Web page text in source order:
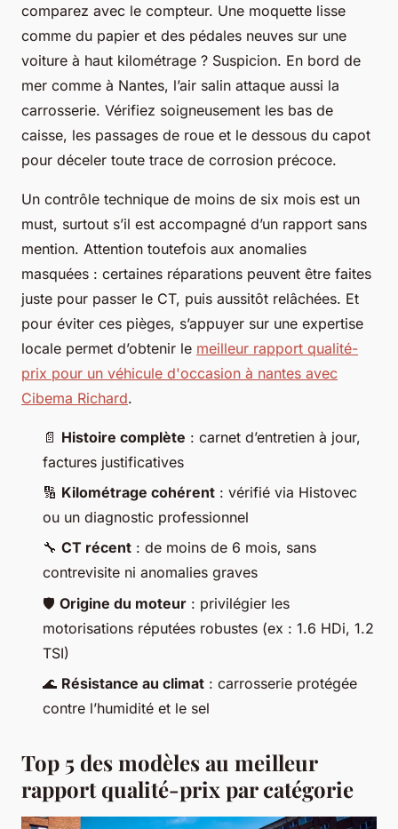
comparez avec le compteur. Une moquette lisse
comme du papier et des pédales neuves sur une
voiture à haut kilométrage ? Suspicion. En bord de
mer comme à Nantes, l’air salin attaque aussi la
carrosserie. Vérifiez soigneusement les bas de
caisse, les passages de roue et le dessous du capot
pour déceler toute trace de corrosion précoce.
Un contrôle technique de moins de six mois est un
must, surtout s’il est accompagné d’un rapport sans
mention. Attention toutefois aux anomalies
masquées : certaines réparations peuvent être faites
juste pour passer le CT, puis aussitôt relâchées. Et
pour éviter ces pièges, s’appuyer sur une expertise
locale permet d’obtenir le meilleur rapport qualité-
prix pour un véhicule d'occasion à nantes avec
Cibema Richard.
📄 Histoire complète : carnet d’entretien à jour,
factures justificatives
🔢 Kilométrage cohérent : vérifié via Histovec
ou un diagnostic professionnel
🔧 CT récent : de moins de 6 mois, sans
contrevisite ni anomalies graves
🛡️ Origine du moteur : privilégier les
motorisations réputées robustes (ex : 1.6 HDi, 1.2
TSI)
🌊 Résistance au climat : carrosserie protégée
contre l’humidité et le sel
Top 5 des modèles au meilleur
rapport qualité-prix par catégorie